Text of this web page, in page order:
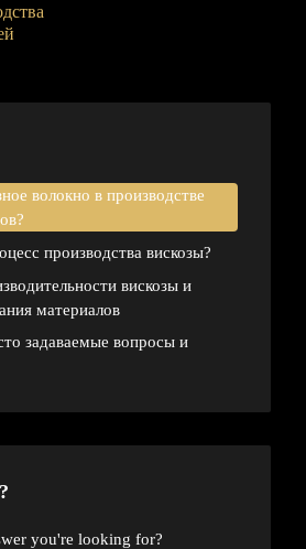
волокно в производстве
производства вискозы?
вискозы и
материалов
задаваемые вопросы и
you're looking for?